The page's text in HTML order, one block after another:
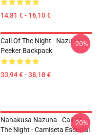
14,81 € - 16,10 €
Call Of The Night - Nazuna
Peeker Backpack
33,94 € - 38,18 €
-20%
Nanakusa Nazuna - Call Of
The Night - Camiseta Esencial
-20%